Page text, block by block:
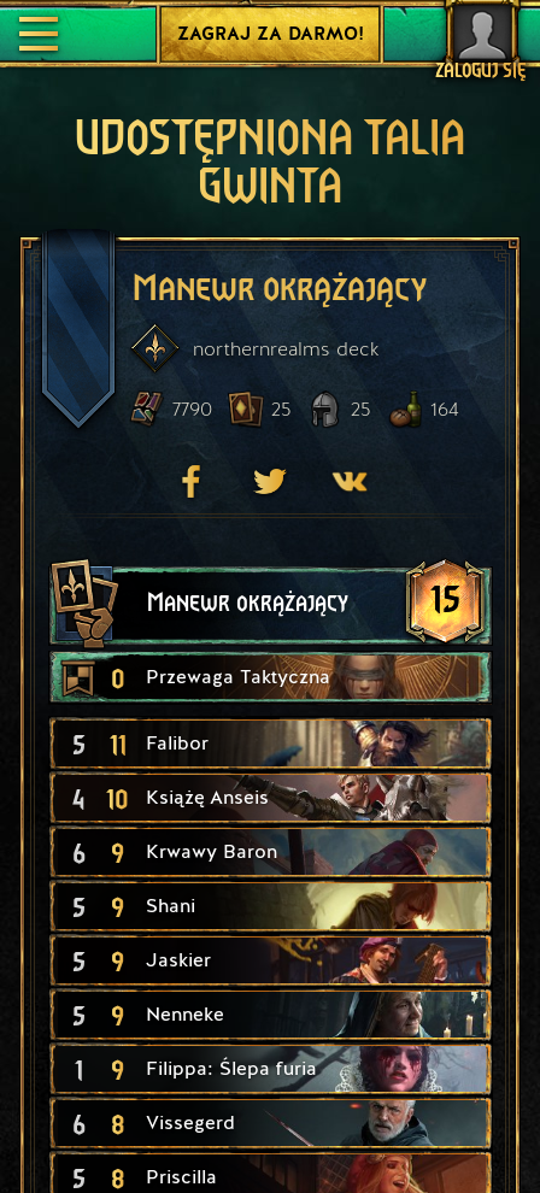
ZALOGUJ SIĘ
ZAGRAJ ZA DARMO!
UDOSTĘPNIONA TALIA
GWINTA
Manewr okrążający
northernrealmsdeck
7790 25 25 164
Manewr okrążający 15
0 Przewaga Taktyczna
5 11 Falibor
4 10 Książę Anseis
6 9 Krwawy Baron
5 9 Shani
5 9 Jaskier
5 9 Nenneke
1 9 Filippa: Ślepa furia
6 8 Vissegerd
5 8 Priscilla